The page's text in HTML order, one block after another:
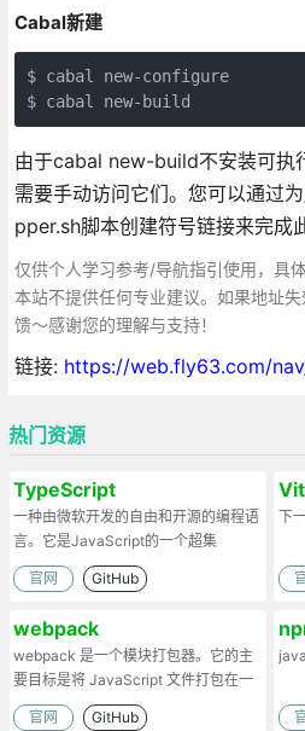
Cabal新建
$ cabal new-configure
由于cabal new-build不安装可执
需要手动访问它们。您可以通
pper.sh脚本创建符号链接来完成
仅供个人学习参考/导航指引使用，具
本站不提供任何专业建议。如果地址
馈～感谢您的理解与支持！
链接: https://web.fly63.com/
热门资源
TypeScript
一种由微软开发的自由和开源的编程语
言。它是JavaScript的一个超集
官网 GitHub
下
webpack
webpack 是一个模块打包器。它的主
要目标是将 JavaScript 文件打包在一
起
官网 GitHub